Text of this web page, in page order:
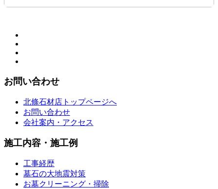
お問い合わせ
北條石材店トップページへ
お問い合わせ
会社案内・アクセス
施工内容・施工例
工事経歴
墓石の大地震対策
お墓クリーニング・掃除